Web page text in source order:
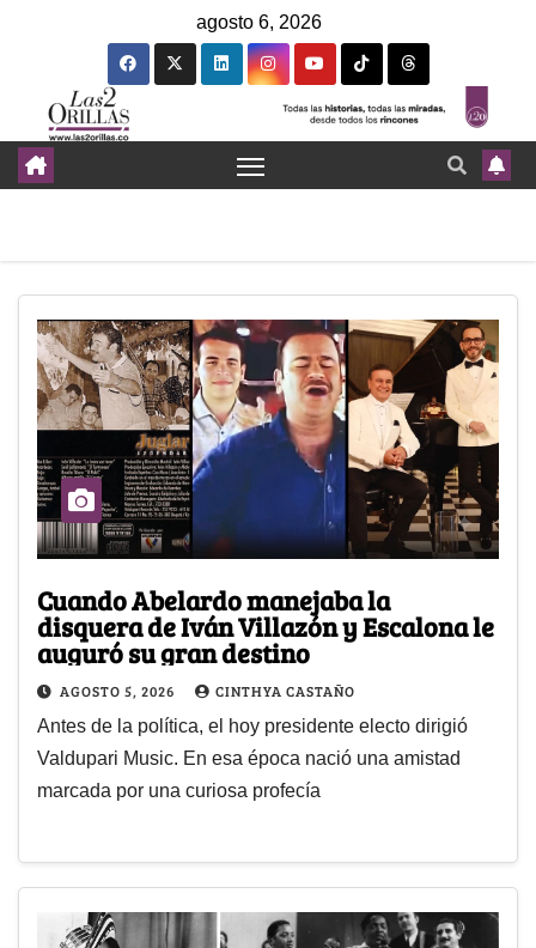
agosto 6, 2026
Cuando Abelardo manejaba la
disquera de Iván Villazón y Escalona le
auguró su gran destino
AGOSTO 5, 2026 CINTHYA CASTAÑO
Antes de la política, el hoy presidente electo dirigió
Valdupari Music. En esa época nació una amistad
marcada por una curiosa profecía